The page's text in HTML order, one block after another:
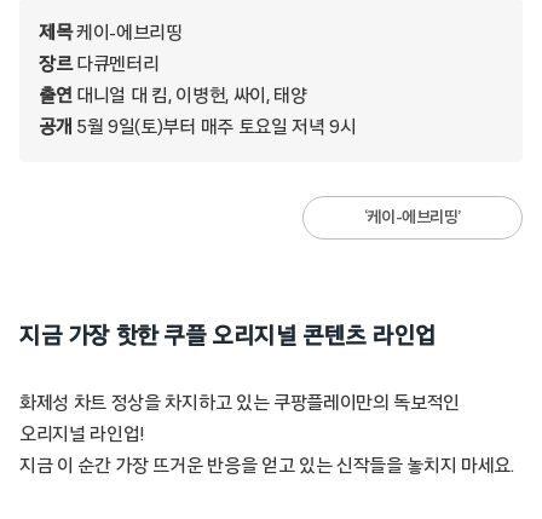
제목케이-에브리띵
장르다큐멘터리
출연 대니얼 대 킴, 이병헌, 싸이, 태양
공개 5월 9일(토)부터 매주 토요일 저녁 9시
‘케이-에브리띵’
지금 가장 핫한 쿠플 오리지널 콘텐츠 라인업
화제성 차트 정상을 차지하고 있는 쿠팡플레이만의 독보적인
오리지널 라인업!
지금 이 순간 가장 뜨거운 반응을 얻고 있는 신작들을 놓치지 마세요.